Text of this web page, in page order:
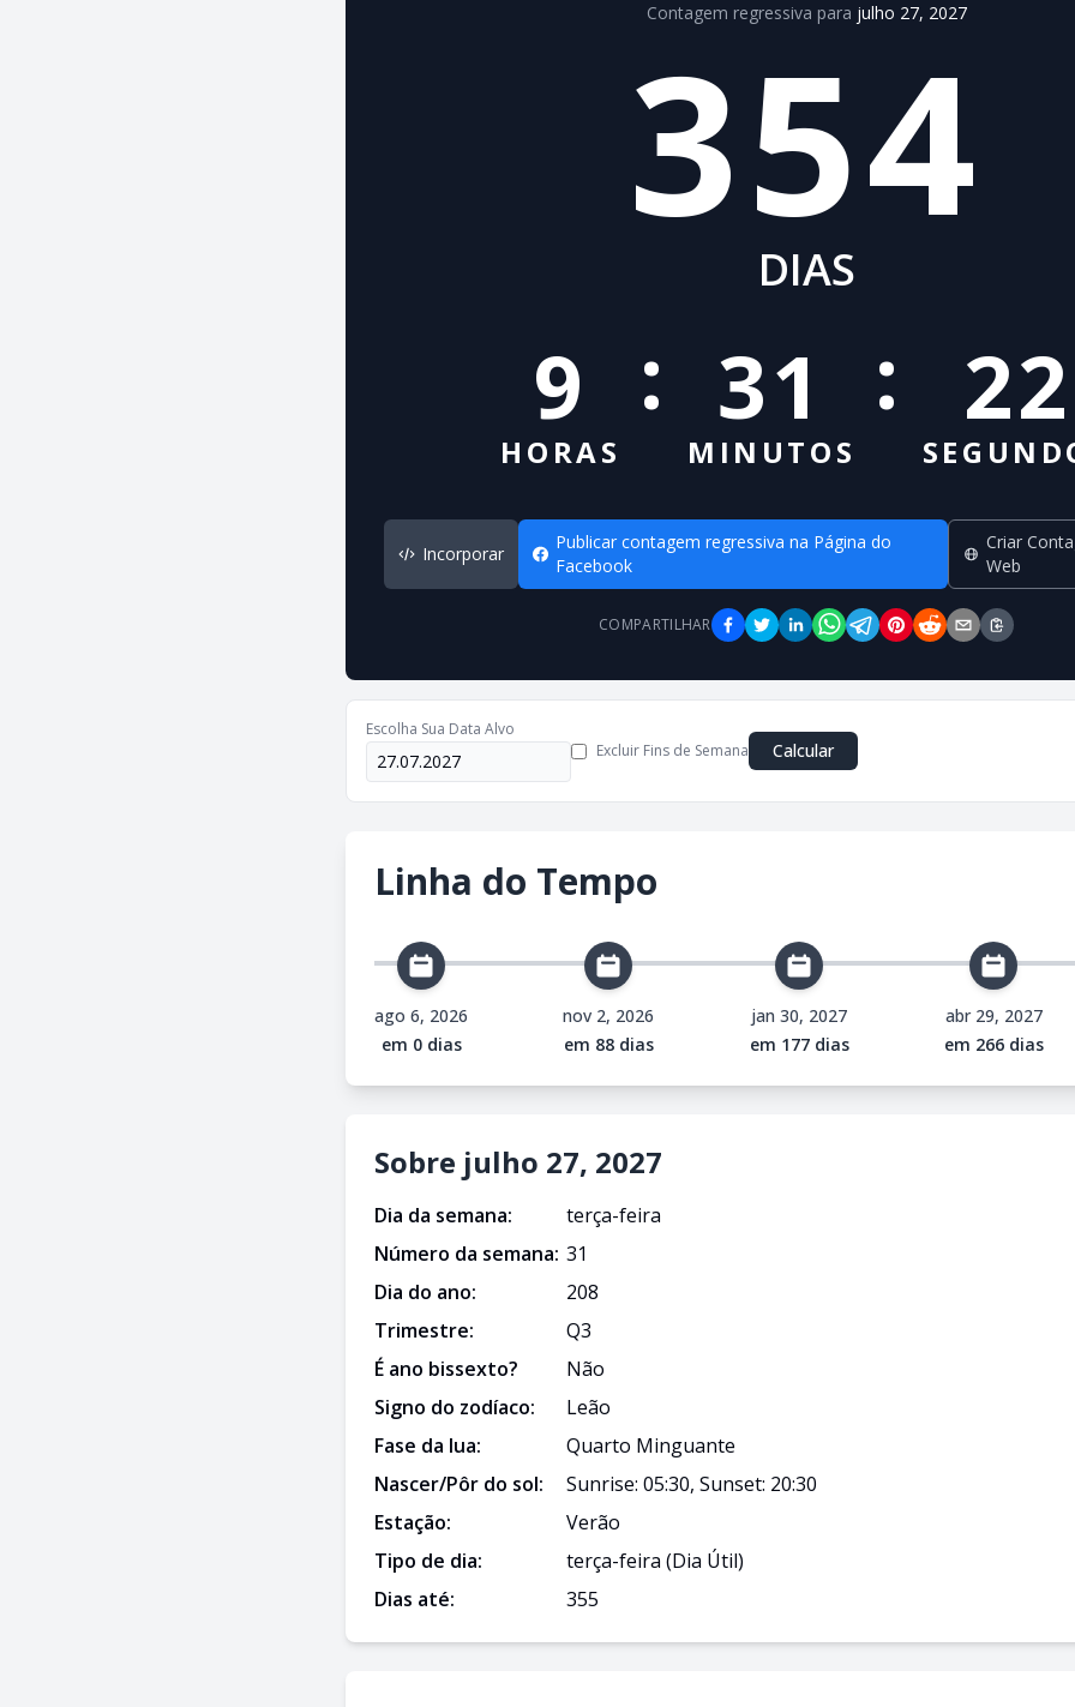
Contagem regressiva para julho 27, 2027
354
DIAS
9
HORAS
: 31
MINUTOS
: 21
Incorporar
Publicar contagem regressiva na Página do
Facebook
Criar
Web
COMPARTILHAR
Escolha Sua Data Alvo
Excluir Fins de Semana
Calcular
Linha do Tempo
ago 6, 2026
em 0 dias
nov 2, 2026
em 88 dias
jan 30, 2027
em 177 dias
abr 29, 2027
em 266 dias
Sobre julho 27, 2027
Dia da semana:
terça-feira
Número da semana: 31
Dia do ano:
208
Trimestre:
Q3
É ano bissexto?
Não
Signo do zodíaco:
Leão
Fase da lua:
Quarto Minguante
Nascer/Pôr do sol:
Sunrise: 05:30, Sunset: 20:30
Estação:
Verão
Tipo de dia:
terça-feira (Dia Útil)
Dias até:
355